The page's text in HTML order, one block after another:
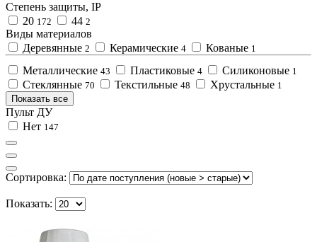
Степень защиты, IP
20 172 44 2
Виды материалов
Деревянные 2 Керамические 4 Кованые 1
Металлические 43 Пластиковые 4 Силиконовые 1
Стеклянные 70 Текстильные 48 Хрустальные 1
Показать все
Пульт ДУ
Нет 147
Сортировка:
Показать: